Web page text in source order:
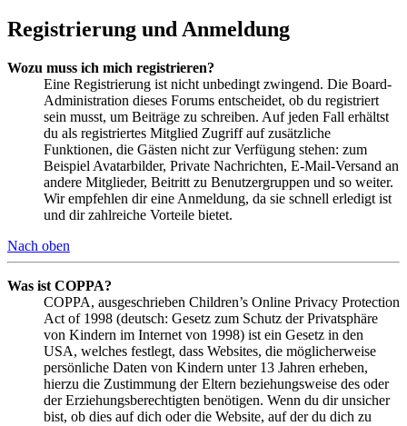
Registrierung und Anmeldung
Wozu muss ich mich registrieren?
Eine Registrierung ist nicht unbedingt zwingend. Die Board-
Administration dieses Forums entscheidet, ob du registriert
sein musst, um Beiträge zu schreiben. Auf jeden Fall erhältst
du als registriertes Mitglied Zugriff auf zusätzliche
Funktionen, die Gästen nicht zur Verfügung stehen: zum
Beispiel Avatarbilder, Private Nachrichten, E-Mail-Versand an
andere Mitglieder, Beitritt zu Benutzergruppen und so weiter.
Wir empfehlen dir eine Anmeldung, da sie schnell erledigt ist
und dir zahlreiche Vorteile bietet.
Nach oben
Was ist COPPA?
COPPA, ausgeschrieben Children’s Online Privacy Protection
Act of 1998 (deutsch: Gesetz zum Schutz der Privatsphäre
von Kindern im Internet von 1998) ist ein Gesetz in den
USA, welches festlegt, dass Websites, die möglicherweise
persönliche Daten von Kindern unter 13 Jahren erheben,
hierzu die Zustimmung der Eltern beziehungsweise des oder
der Erziehungsberechtigten benötigen. Wenn du dir unsicher
bist, ob dies auf dich oder die Website, auf der du dich zu